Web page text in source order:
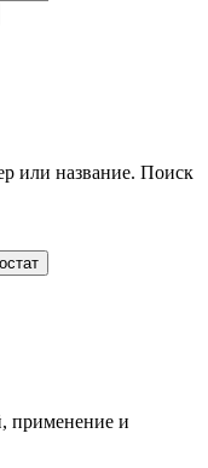
или название. Поиск
применение и